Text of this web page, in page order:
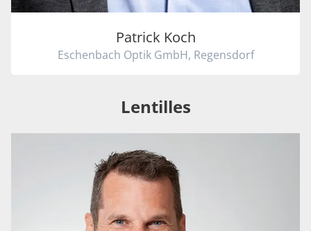
Patrick Koch
Eschenbach Optik GmbH, Regensdorf
Lentilles